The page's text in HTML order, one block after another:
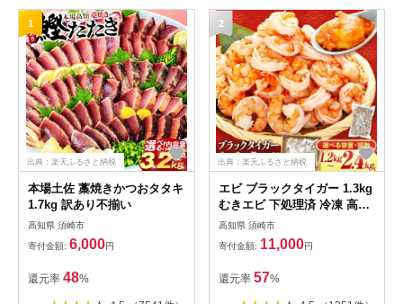
1
出典：楽天ふるさと納税
本場土佐 藁焼きかつおタタキ
1.7kg 訳あり不揃い
高知県 須崎市
寄付金額: 6,000円
還元率 48%
2
出典：楽天ふるさと納税
エビ ブラックタイガー 1.3kg
むきエビ 下処理済 冷凍 高級
海老 背ワタなし 人気 殻 むき
時短 特大 大型 大容量 無保水
送料無料
高知県 須崎市
寄付金額: 11,000円
還元率 57%